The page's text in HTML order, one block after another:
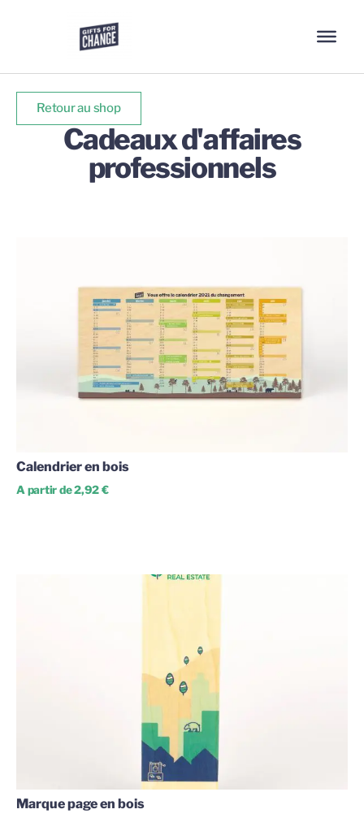
Retour au shop
Cadeaux d'affaires
professionnels
Calendrier en bois
A partir de 2,92 €
Marque page en bois